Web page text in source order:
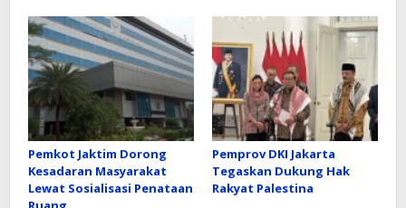
Pemkot Jaktim Dorong
Kesadaran Masyarakat
Lewat Sosialisasi Penataan
Pemprov DKI Jakarta
Tegaskan Dukung Hak
Rakyat Palestina